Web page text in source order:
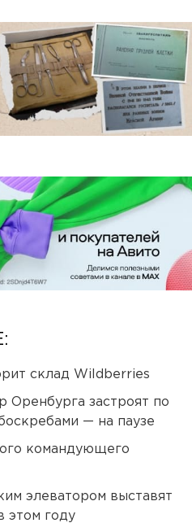
склад Wildberries
Оренбурга застроят по
— на паузе
командующего
элеватором выставят
этом году